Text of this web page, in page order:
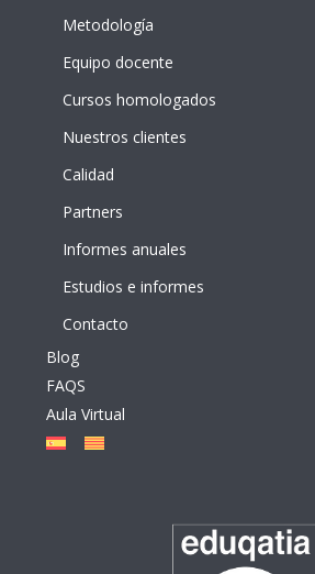
Metodología
Equipo docente
Cursos homologados
Nuestros clientes
Calidad
Partners
Informes anuales
Estudios e informes
Contacto
Blog
FAQS
Aula Virtual